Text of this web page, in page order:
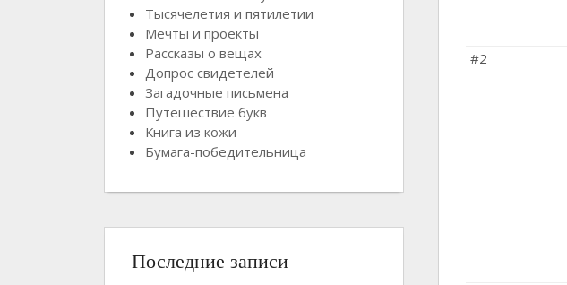
#2
Тысячелетия и пятилетии
Мечты и проекты
Рассказы о вещах
Допрос свидетелей
Загадочные письмена
Путешествие букв
Книга из кожи
Бумага-победительница
Последние записи